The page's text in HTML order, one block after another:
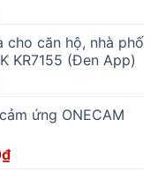
cho căn hộ, nhà phố
KR7155 (Đen App)
ứng ONECAM
₫